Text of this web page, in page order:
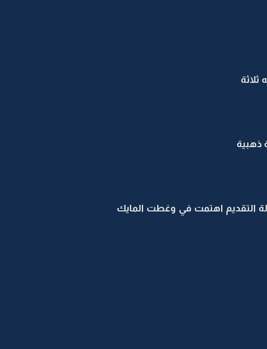
التقديم اهتمت في وغطت المايك